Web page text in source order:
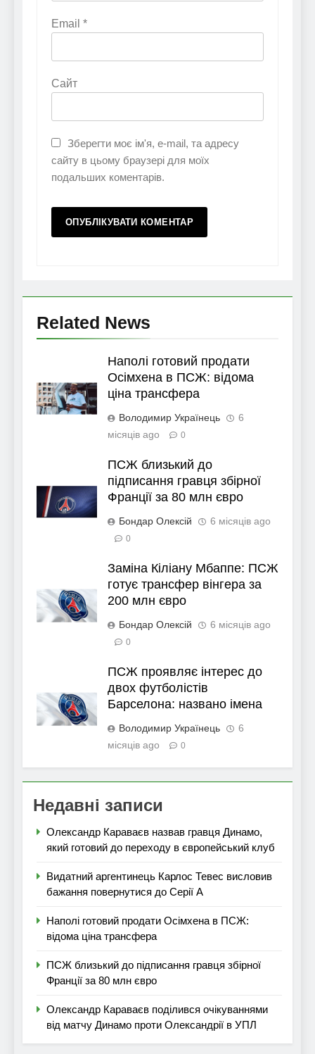
Email *
Сайт
Зберегти моє ім'я, e-mail, та адресу
сайту в цьому браузері для моїх
подальших коментарів.
Related News
Наполі готовий продати
Осімхена в ПСЖ: відома
ціна трансфера
Володимир Українець
6
місяців ago
0
ПСЖ близький до
підписання гравця збірної
Франції за 80 млн євро
Бондар Олексій 6 місяців ago
0
Заміна Кіліану Мбаппе: ПСЖ
готує трансфер вінгера за
200 млн євро
Бондар Олексій 6 місяців ago
0
ПСЖ проявляє інтерес до
двох футболістів
Барселона: названо імена
Володимир Українець
6
місяців ago
0
Недавні записи
Олександр Караваєв назвав гравця Динамо,
який готовий до переходу в європейський клуб
Видатний аргентинець Карлос Тевес висловив
бажання повернутися до Серії А
Наполі готовий продати Осімхена в ПСЖ:
відома ціна трансфера
ПСЖ близький до підписання гравця збірної
Франції за 80 млн євро
Олександр Караваєв поділився очікуваннями
від матчу Динамо проти Олександрії в УПЛ